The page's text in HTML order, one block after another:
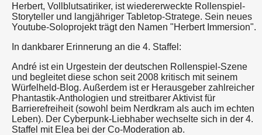
Herbert, Vollblutsatiriker, ist wiedererweckte Rollenspiel-
Storyteller und langjähriger Tabletop-Stratege. Sein neues
Youtube-Soloprojekt trägt den Namen "Herbert Immersion".
In dankbarer Erinnerung an die 4. Staffel:
André ist ein Urgestein der deutschen Rollenspiel-Szene
und begleitet diese schon seit 2008 kritisch mit seinem
Würfelheld-Blog. Außerdem ist er Herausgeber zahlreicher
Phantastik-Anthologien und streitbarer Aktivist für
Barrierefreiheit (sowohl beim Nerdkram als auch im echten
Leben). Der Cyberpunk-Liebhaber wechselte sich in der 4.
Staffel mit Elea bei der Co-Moderation ab.